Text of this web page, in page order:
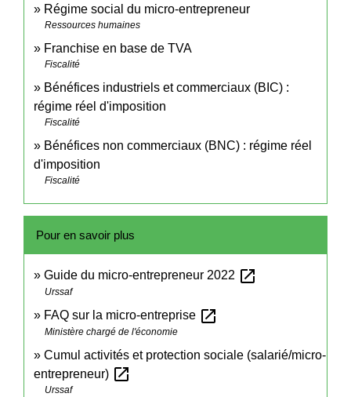
Régime social du micro-entrepreneur
Ressources humaines
Franchise en base de TVA
Fiscalité
Bénéfices industriels et commerciaux (BIC) :
régime réel d'imposition
Fiscalité
Bénéfices non commerciaux (BNC) : régime réel
d'imposition
Fiscalité
Pour en savoir plus
Guide du micro-entrepreneur 2022 open_in_new
Urssaf
FAQ sur la micro-entreprise open_in_new
Ministère chargé de l'économie
Cumul activités et protection sociale (salarié/micro-
entrepreneur) open_in_new
Urssaf